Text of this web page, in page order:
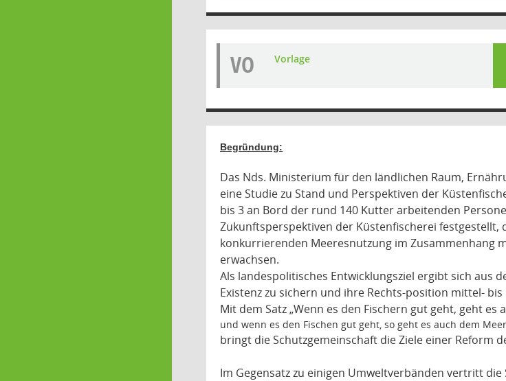
VO Vorlage
Begründung:
Das Nds. Ministerium für den ländlichen Raum,
eine Studie zu Stand und Perspektiven der
bis 3 an Bord der rund 140 Kutter arbeitenden
Zukunftsperspektiven der Küstenfischerei
konkurrierenden Meeresnutzung im Zusammenhang
erwachsen.
Als landespolitisches Entwicklungsziel ergibt sich aus
Existenz zu sichern und ihre Rechts-position mittel-
Mit dem Satz „Wenn es den Fischern gut geht, geht es
und wenn es den Fischen gut geht, so geht es auch dem
bringt die Schutzgemeinschaft die Ziele einer Reform
Im Gegensatz zu einigen Umweltverbänden vertritt